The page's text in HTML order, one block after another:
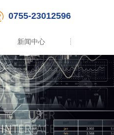
0755-23012596
新闻中心